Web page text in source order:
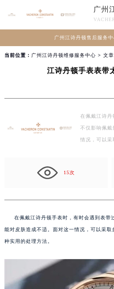
广州
广州江诗丹顿售后服务中
当前位置： 广州江诗丹顿维修服务中心 > 文章
江诗丹顿手表表带
在佩戴江诗丹
不仅影响佩戴
情况，可以采
15次
在佩戴江诗丹顿手表时，有时会遇到表带
能对皮肤造成不适。面对这一情况，可以采
种实用的处理方法。